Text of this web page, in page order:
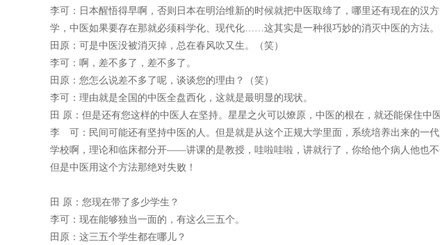
李可：日本醒悟得早啊，否则日本在明治维新的时候就把中医取缔了，哪里还有现在的汉
学，中医如果要存在那就必须科学化、现代化……这其实是一种很巧妙的消灭中医的方法。
田原：可是中医没被消灭掉，总在春风吹又生。（笑）
李可：啊，差不多了，差不多了。
田原：您怎么说差不多了呢，谈谈您的理由？（笑）
李可：理由就是全国的中医全盘西化，这就是最明显的现状。
田 原：但是还有您这样的中医人在坚持。星星之火可以燎原，中医的根在，就还能保住中医
李 可：民间可能还有坚持中医的人。但是就是从这个正规大学里面，系统培养出来的一
学校啊，理论和临床都分开——讲课的是教授，哇啦哇啦，讲就行了，你给他个病人他也
但是中医用这个方法那绝对失败！
田 原：您现在带了多少学生？
李可：现在能够独当一面的，有这么三五个。
田原：这三五个学生都在哪儿？